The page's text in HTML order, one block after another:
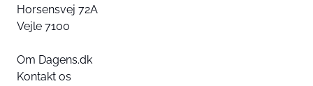
Horsensvej 72A
Vejle 7100
Om Dagens.dk
Kontakt os